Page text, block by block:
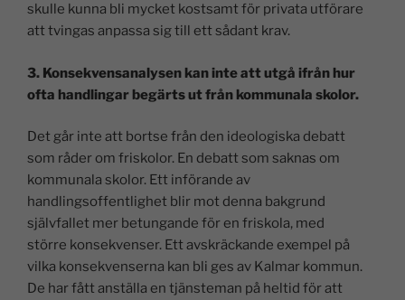
skulle kunna bli mycket kostsamt för privata utförare
att tvingas anpassa sig till ett sådant krav.
3. Konsekvensanalysen kan inte att utgå ifrån hur
ofta handlingar begärts ut från kommunala skolor.
Det går inte att bortse från den ideologiska debatt
som råder om friskolor. En debatt som saknas om
kommunala skolor. Ett införande av
handlingsoffentlighet blir mot denna bakgrund
självfallet mer betungande för en friskola, med
större konsekvenser. Ett avskräckande exempel på
vilka konsekvenserna kan bli ges av Kalmar kommun.
De har fått anställa en tjänsteman på heltid för att